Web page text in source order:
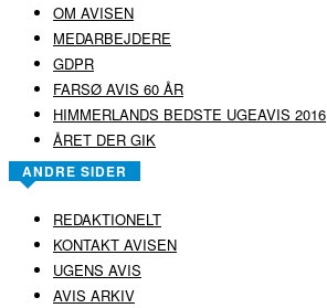
OM AVISEN
MEDARBEJDERE
GDPR
FARSØ AVIS 60 ÅR
HIMMERLANDS BEDSTE UGEAVIS 2016
ÅRET DER GIK
ANDRE SIDER
REDAKTIONELT
KONTAKT AVISEN
UGENS AVIS
AVIS ARKIV